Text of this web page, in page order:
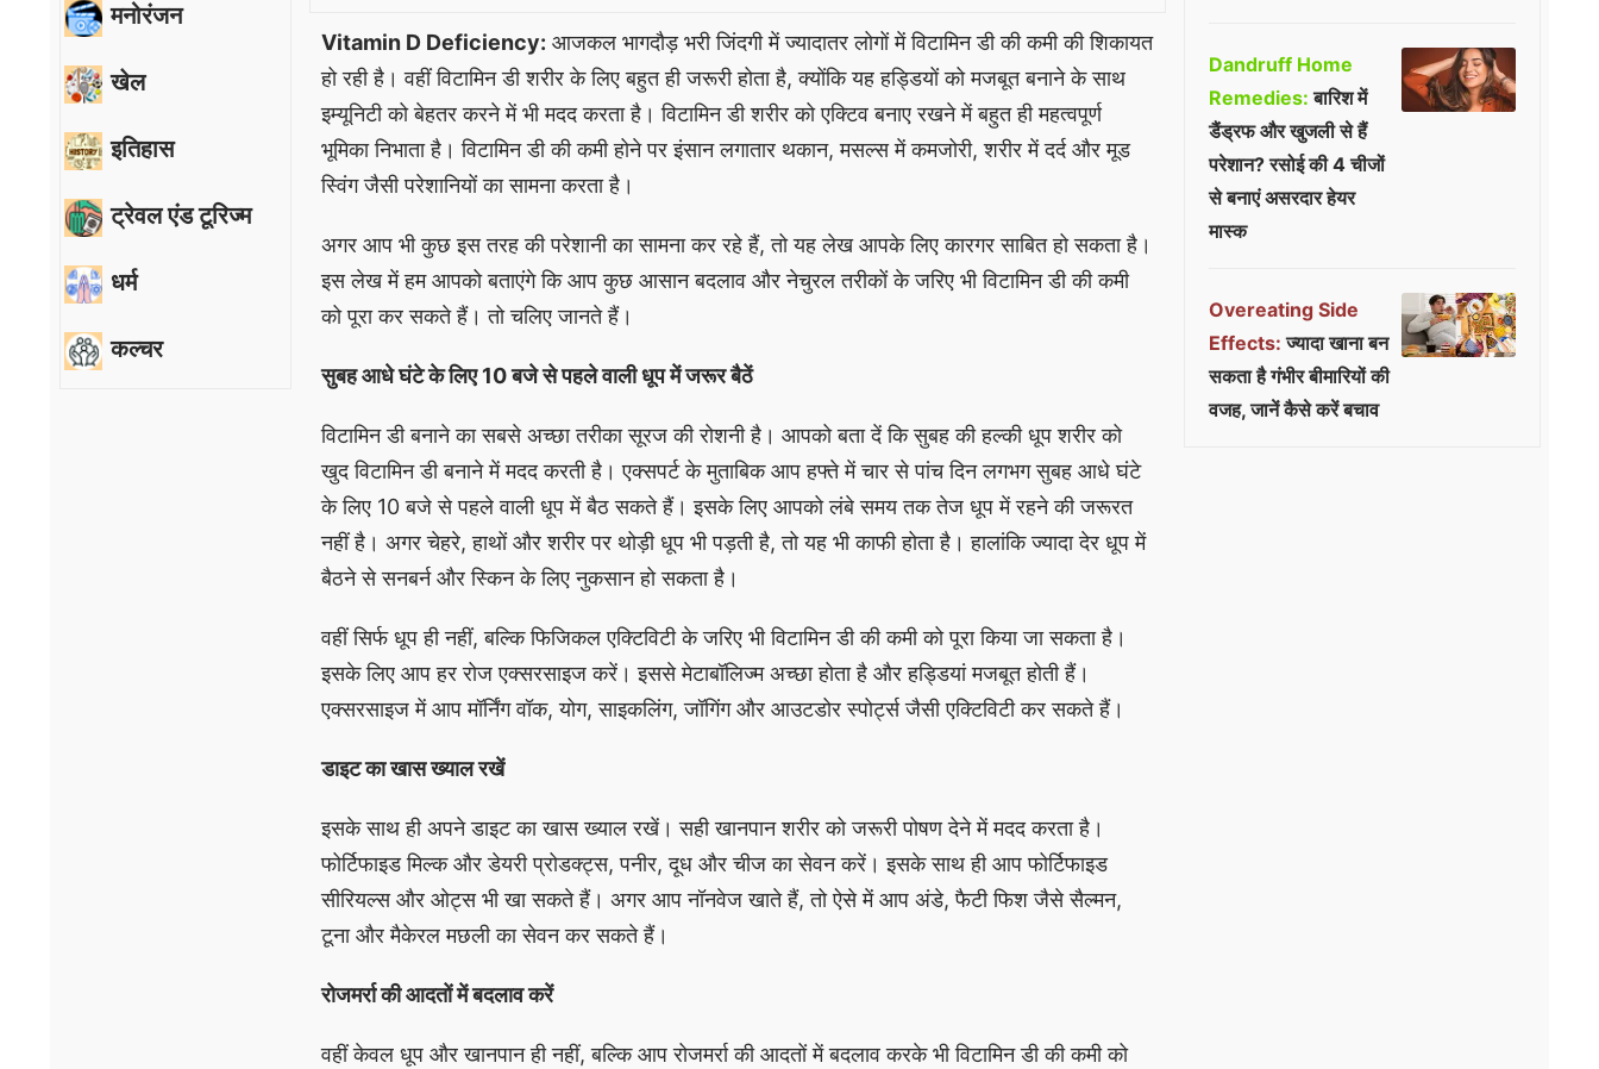
मनोरंजन
खेल
इतिहास
ट्रेवल एंड टूरिज्म
धर्म
कल्चर
Vitamin D Deficiency: आजकल भागदौड़ भरी जिंदगी में ज्यादातर लोगों में विटामिन डी की कमी की शिकायत
हो रही है। वहीं विटामिन डी शरीर के लिए बहुत ही जरूरी होता है, क्योंकि यह हड्डियों को मजबूत बनाने के साथ
इम्यूनिटी को बेहतर करने में भी मदद करता है। विटामिन डी शरीर को एक्टिव बनाए रखने में बहुत ही महत्वपूर्ण
भूमिका निभाता है। विटामिन डी की कमी होने पर इंसान लगातार थकान, मसल्स में कमजोरी, शरीर में दर्द और मूड
स्विंग जैसी परेशानियों का सामना करता है।
अगर आप भी कुछ इस तरह की परेशानी का सामना कर रहे हैं, तो यह लेख आपके लिए कारगर साबित हो सकता है।
इस लेख में हम आपको बताएंगे कि आप कुछ आसान बदलाव और नेचुरल तरीकों के जरिए भी विटामिन डी की कमी
को पूरा कर सकते हैं। तो चलिए जानते हैं।
सुबह आधे घंटे के लिए 10 बजे से पहले वाली धूप में जरूर बैठें
विटामिन डी बनाने का सबसे अच्छा तरीका सूरज की रोशनी है। आपको बता दें कि सुबह की हल्की धूप शरीर को
खुद विटामिन डी बनाने में मदद करती है। एक्सपर्ट के मुताबिक आप हफ्ते में चार से पांच दिन लगभग सुबह आधे घंटे
के लिए 10 बजे से पहले वाली धूप में बैठ सकते हैं। इसके लिए आपको लंबे समय तक तेज धूप में रहने की जरूरत
नहीं है। अगर चेहरे, हाथों और शरीर पर थोड़ी धूप भी पड़ती है, तो यह भी काफी होता है। हालांकि ज्यादा देर धूप में
बैठने से सनबर्न और स्किन के लिए नुकसान हो सकता है।
वहीं सिर्फ धूप ही नहीं, बल्कि फिजिकल एक्टिविटी के जरिए भी विटामिन डी की कमी को पूरा किया जा सकता है।
इसके लिए आप हर रोज एक्सरसाइज करें। इससे मेटाबॉलिज्म अच्छा होता है और हड्डियां मजबूत होती हैं।
एक्सरसाइज में आप मॉर्निंग वॉक, योग, साइकलिंग, जॉगिंग और आउटडोर स्पोर्ट्स जैसी एक्टिविटी कर सकते हैं।
डाइट का खास ख्याल रखें
इसके साथ ही अपने डाइट का खास ख्याल रखें। सही खानपान शरीर को जरूरी पोषण देने में मदद करता है।
फोर्टिफाइड मिल्क और डेयरी प्रोडक्ट्स, पनीर, दूध और चीज का सेवन करें। इसके साथ ही आप फोर्टिफाइड
सीरियल्स और ओट्स भी खा सकते हैं। अगर आप नॉनवेज खाते हैं, तो ऐसे में आप अंडे, फैटी फिश जैसे सैल्मन,
टूना और मैकेरल मछली का सेवन कर सकते हैं।
रोजमर्रा की आदतों में बदलाव करें
वहीं केवल धूप और खानपान ही नहीं, बल्कि आप रोजमर्रा की आदतों में बदलाव करके भी विटामिन डी की कमी को
Dandruff Home
Remedies: बारिश में
डैंड्रफ और खुजली से हैं
परेशान? रसोई की 4 चीजों
से बनाएं असरदार हेयर
मास्क
Overeating Side
Effects: ज्यादा खाना बन
सकता है गंभीर बीमारियों की
वजह, जानें कैसे करें बचाव